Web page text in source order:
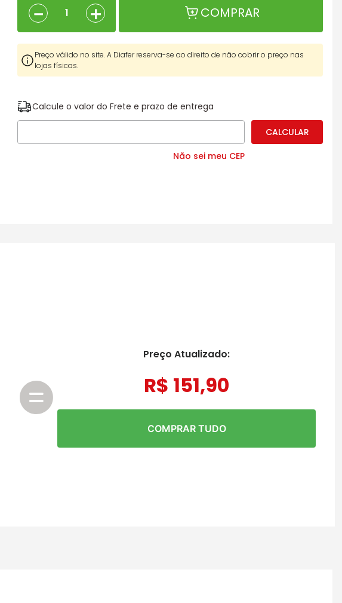
＋
－ COMPRAR
Preço válido no site. A Diafer reserva-se ao direito de não cobrir o preço nas
lojas físicas.
Calcule o valor do Frete e prazo de entrega
Não sei meu CEP
Preço Atualizado:
R$ 151,90
COMPRAR TUDO